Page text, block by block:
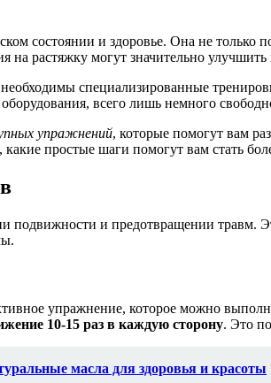
состоянии и здоровье. Она не
на растяжку могут значительно
специализированные
всего лишь немного
упражнений, которые помогут вам
простые шаги помогут вам стать
подвижности и предотвращении
упражнение, которое можно
10-15 раз в каждую сторону. Это
масла для здоровья и красоты